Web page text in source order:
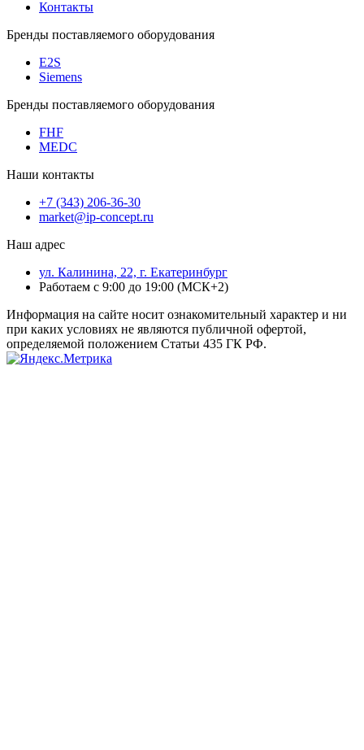
Контакты
Бренды поставляемого оборудования
E2S
Siemens
Бренды поставляемого оборудования
FHF
MEDC
Наши контакты
+7 (343) 206-36-30
market@ip-concept.ru
Наш адрес
ул. Калинина, 22, г. Екатеринбург
Работаем с 9:00 до 19:00 (МСК+2)
Информация на сайте носит ознакомительный характер и ни
при каких условиях не являются публичной офертой,
определяемой положением Статьи 435 ГК РФ.